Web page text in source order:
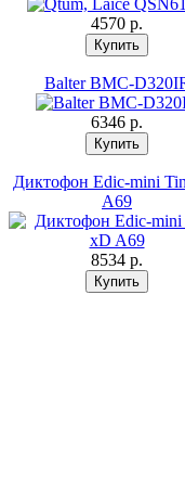
4570 p.
Balter BMC-
6346 p.
Диктофон Edic-mini
A69
8534 p.